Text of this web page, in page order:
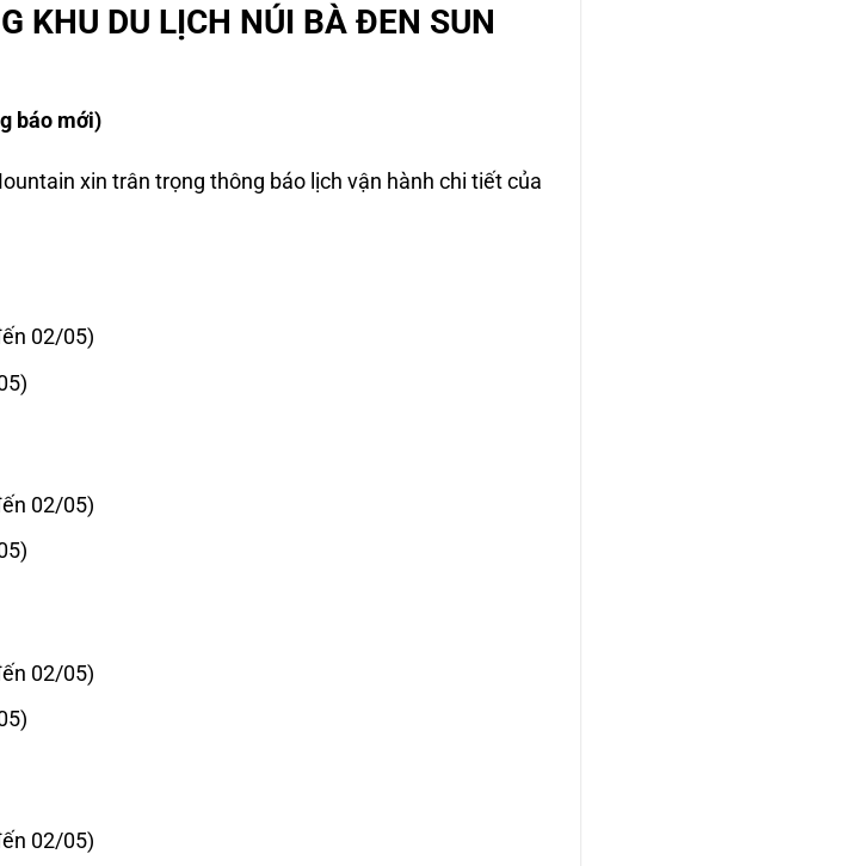
KHU DU LỊCH NÚI BÀ ĐEN SUN
báo mới)
xin trân trọng thông báo lịch vận hành chi tiết của
02/05)
02/05)
02/05)
02/05)